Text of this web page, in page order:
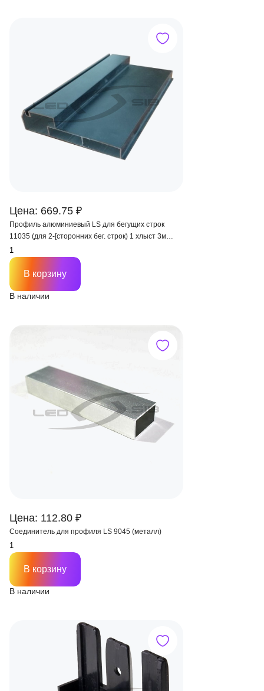
Цена: 669.75 ₽
Профиль алюминиевый LS для бегущих строк
11035 (для 2-[сторонних бег. строк) 1 хлыст 3м
(цена за м.)
В наличии
В корзину
Цена: 112.80 ₽
Соединитель для профиля LS 9045 (металл)
В наличии
В корзину